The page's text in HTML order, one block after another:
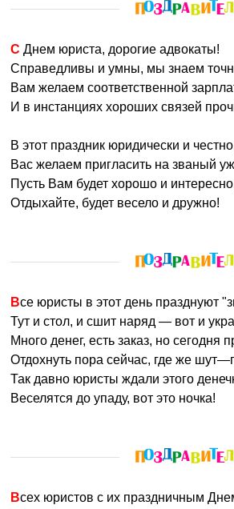
С Днем юриста, дорогие адвокаты!
Справедливы и умны, мы знаем
Вам желаем соответственной
И в инстанциях хороших связей
В этот праздник юридически и
Вас желаем пригласить на званый
Пусть Вам будет хорошо и
Отдыхайте, будет весело и дружно!
Все юристы в этот день празднуют
Тут и стол, и сшит наряд — вот и
Много денег, есть заказ, но сегодня
Отдохнуть пора сейчас, где же
Так давно юристы ждали этого
Веселятся до упаду, вот это ночка!
Всех юристов с их праздничным